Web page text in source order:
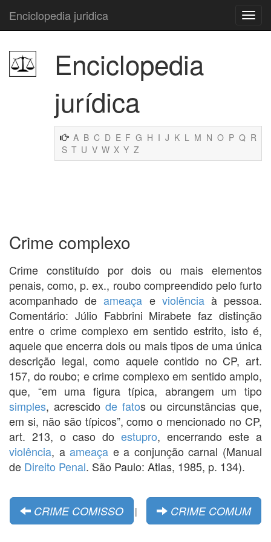
Enciclopedia juridica
Enciclopedia
jurídica
A B C D E F G H I J K L M N O P Q R
S T U V W X Y Z
Crime complexo
Crime constituído por dois ou mais elementos
penais, como, p. ex., roubo compreendido pelo furto
acompanhado deameaça e violênciaà pessoa.
Comentário: Júlio Fabbrini Mirabete faz distinção
entre o crime complexo em sentido estrito, isto é,
aquele que encerra dois ou mais tipos de uma única
descrição legal, como aquele contido no CP, art.
157, do roubo; e crime complexo em sentido amplo,
que, “em uma figura típica, abrangem um tipo
simples, acrescido de fatos ou circunstâncias que,
em si, não são típicos”, como o mencionado no CP,
art. 213, o caso do estupro, encerrando este a
violência, aameaça e a conjunção carnal (Manual
de Direito Penal. São Paulo: Atlas, 1985, p. 134).
CRIME COMISSO | CRIME COMUM